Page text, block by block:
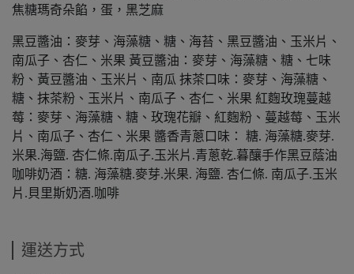
焦糖瑪奇朵餡，蛋，黑芝麻
黑豆醬油：麥芽、海藻糖、糖、海苔、黑豆醬油、玉米片、
南瓜子、杏仁、米果 黃豆醬油：麥芽、海藻糖、糖、七味
粉、黃豆醬油、玉米片、南瓜 抹茶口味：麥芽、海藻糖、
糖、抹茶粉、玉米片、南瓜子、杏仁、米果 紅麴玫瑰蔓越
莓：麥芽、海藻糖、糖、玫瑰花瓣、紅麴粉、蔓越莓、玉米
片、南瓜子、杏仁、米果 醬香青蔥口味： 糖. 海藻糖.麥芽.
米果.海鹽. 杏仁條.南瓜子.玉米片.青蔥乾.暮釀手作黑豆蔭油
咖啡奶酒：糖. 海藻糖.麥芽.米果. 海鹽. 杏仁條. 南瓜子.玉米
片.貝里斯奶酒.咖啡
運送方式